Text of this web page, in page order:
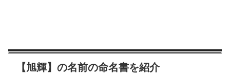
【旭輝】の名前の命名書を紹介